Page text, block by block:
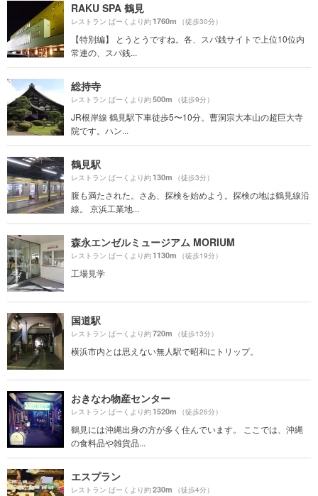
RAKU SPA 鶴見
レストラン ばーくより約1760m （徒歩30分）
【特別編】 とうとうですね。各、スパ銭サイトで上位10位内
常連の、スパ銭...
総持寺
レストラン ばーくより約500m （徒歩9分）
JR根岸線 鶴見駅下車徒歩5〜10分。曹洞宗大本山の超巨大寺
院です。ハン...
鶴見駅
レストラン ばーくより約130m （徒歩3分）
腹も満たされた。さあ、探検を始めよう。探検の地は鶴見線沿
線。 京浜工業地...
森永エンゼルミュージアム MORIUM
レストラン ばーくより約1130m （徒歩19分）
工場見学
国道駅
レストラン ばーくより約720m （徒歩13分）
横浜市内とは思えない無人駅で昭和にトリップ。
おきなわ物産センター
レストラン ばーくより約1520m （徒歩26分）
鶴見には沖縄出身の方が多く住んでいます。 ここでは、沖縄
の食料品や雑貨品...
エスプラン
レストラン ばーくより約230m （徒歩4分）